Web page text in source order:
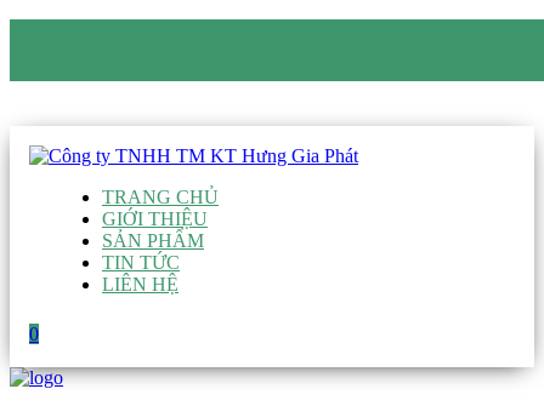
TRANG CHỦ
GIỚI THIỆU
SẢN PHẨM
TIN TỨC
LIÊN HỆ
0